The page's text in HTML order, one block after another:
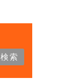
検索